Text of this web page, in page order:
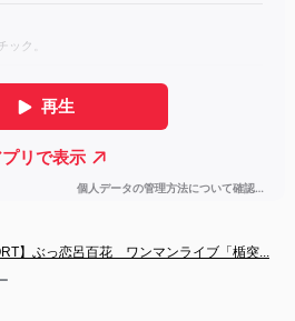
】ぶっ恋呂百花　ワンマンライブ「楯突...